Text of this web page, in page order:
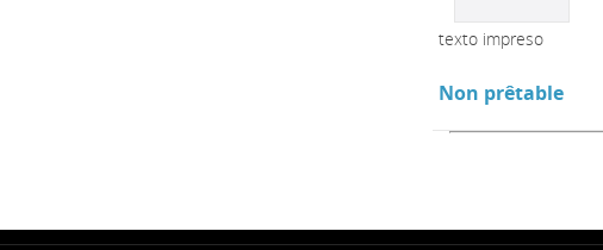
texto impreso
Non prêtable